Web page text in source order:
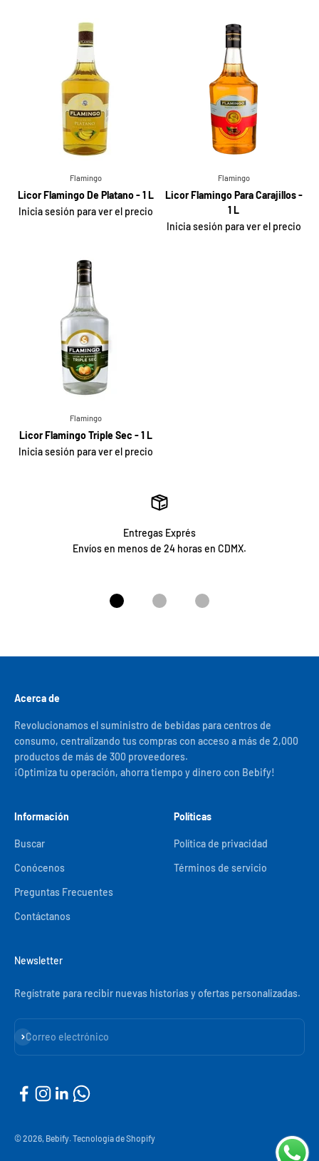
Flamingo
Licor Flamingo De Platano - 1 L
Inicia sesión para ver el precio
Flamingo
Licor Flamingo Para Carajillos -
1 L
Inicia sesión para ver el precio
Flamingo
Licor Flamingo Triple Sec - 1 L
Inicia sesión para ver el precio
Entregas Exprés
Envíos en menos de 24 horas en CDMX.
Ir al artículo 1Ir al artículo 2Ir al artículo 3
Acerca de
Revolucionamos el suministro de bebidas para centros de
consumo, centralizando tus compras con acceso a más de 2,000
productos de más de 300 proveedores.
¡Optimiza tu operación, ahorra tiempo y dinero con Bebify!
Información
Buscar
Conócenos
Preguntas Frecuentes
Contáctanos
Políticas
Política de privacidad
Términos de servicio
Newsletter
Regístrate para recibir nuevas historias y ofertas personalizadas.
Correo electrónico
Suscribirse
© 2026, Bebify. Tecnología de Shopify